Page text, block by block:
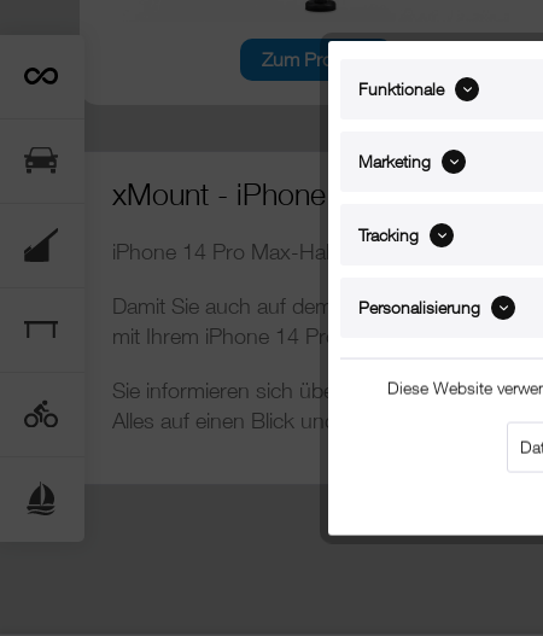
Zum Produkt
xMount - iPhone 14 Pro Max
iPhone 14 Pro Max-Halterungen für die
Damit Sie auch auf dem Wasser alle
mit Ihrem iPhone 14 Pro Max über
Sie informieren sich über die aktuelle
Alles auf einen Blick und mit einem Griff,
Funktionale
Marketing
Tracking
Personalisierung
Diese Website